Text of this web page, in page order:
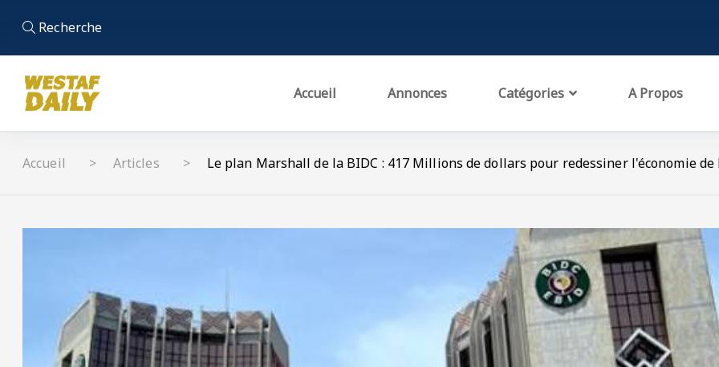
Recherche
Accueil Annonces Catégories A Propos
Accueil Articles Le plan Marshall de la BIDC : 417 Millions de dollars pour redessiner l'économie